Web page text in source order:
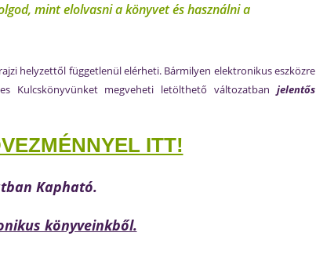
mint elolvasni a könyvet és használni a
helyzettől függetlenül elérheti. Bármilyen elektronikus eszközre
Kulcskönyvünket megveheti letölthető változatban jelentős
ITT!
Kapható.
könyveinkből.